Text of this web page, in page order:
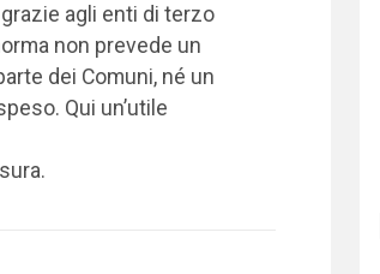
agli enti di terzo
non prevede un
dei Comuni, né un
Qui un’utile